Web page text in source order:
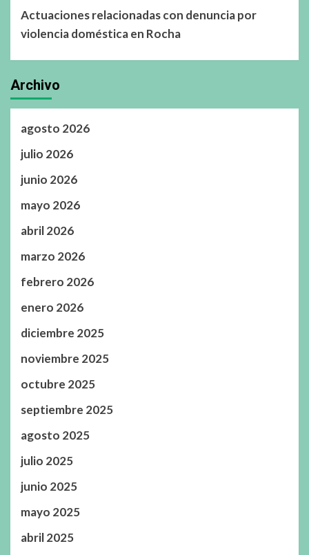
Actuaciones relacionadas con denuncia por
violencia doméstica en Rocha
Archivo
agosto 2026
julio 2026
junio 2026
mayo 2026
abril 2026
marzo 2026
febrero 2026
enero 2026
diciembre 2025
noviembre 2025
octubre 2025
septiembre 2025
agosto 2025
julio 2025
junio 2025
mayo 2025
abril 2025